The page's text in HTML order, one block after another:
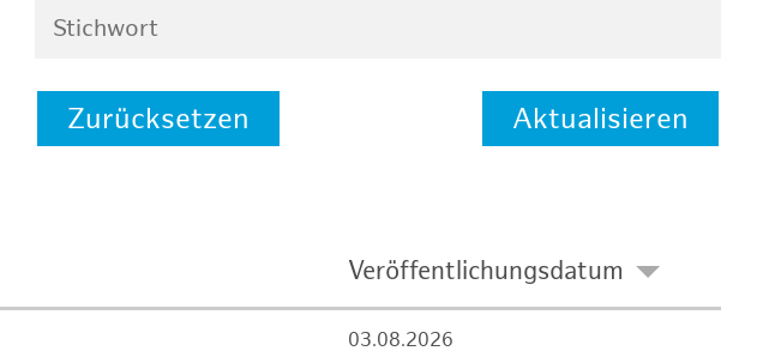
Zurücksetzen Aktualisieren
Veröffentlichungsdatum
03.08.2026